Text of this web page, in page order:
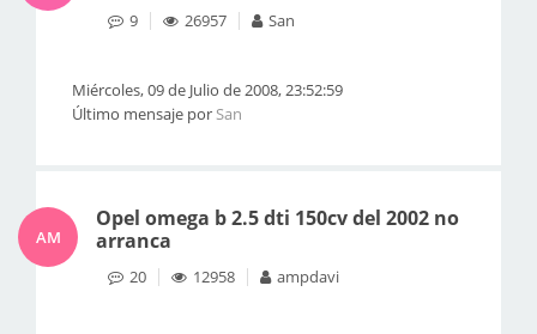
9 26957 San
Miércoles, 09 de Julio de 2008, 23:52:59
Último mensaje por San
AM
Opel omega b 2.5 dti 150cv del 2002 no
arranca
20 12958 ampdavi